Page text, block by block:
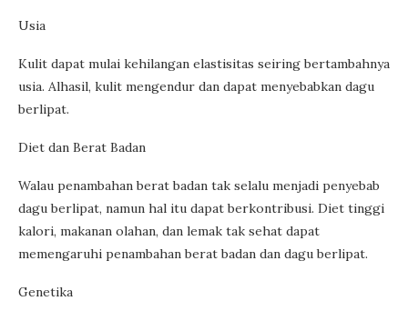
Usia
Kulit dapat mulai kehilangan elastisitas seiring bertambahnya
usia. Alhasil, kulit mengendur dan dapat menyebabkan dagu
berlipat.
Diet dan Berat Badan
Walau penambahan berat badan tak selalu menjadi penyebab
dagu berlipat, namun hal itu dapat berkontribusi. Diet tinggi
kalori, makanan olahan, dan lemak tak sehat dapat
memengaruhi penambahan berat badan dan dagu berlipat.
Genetika